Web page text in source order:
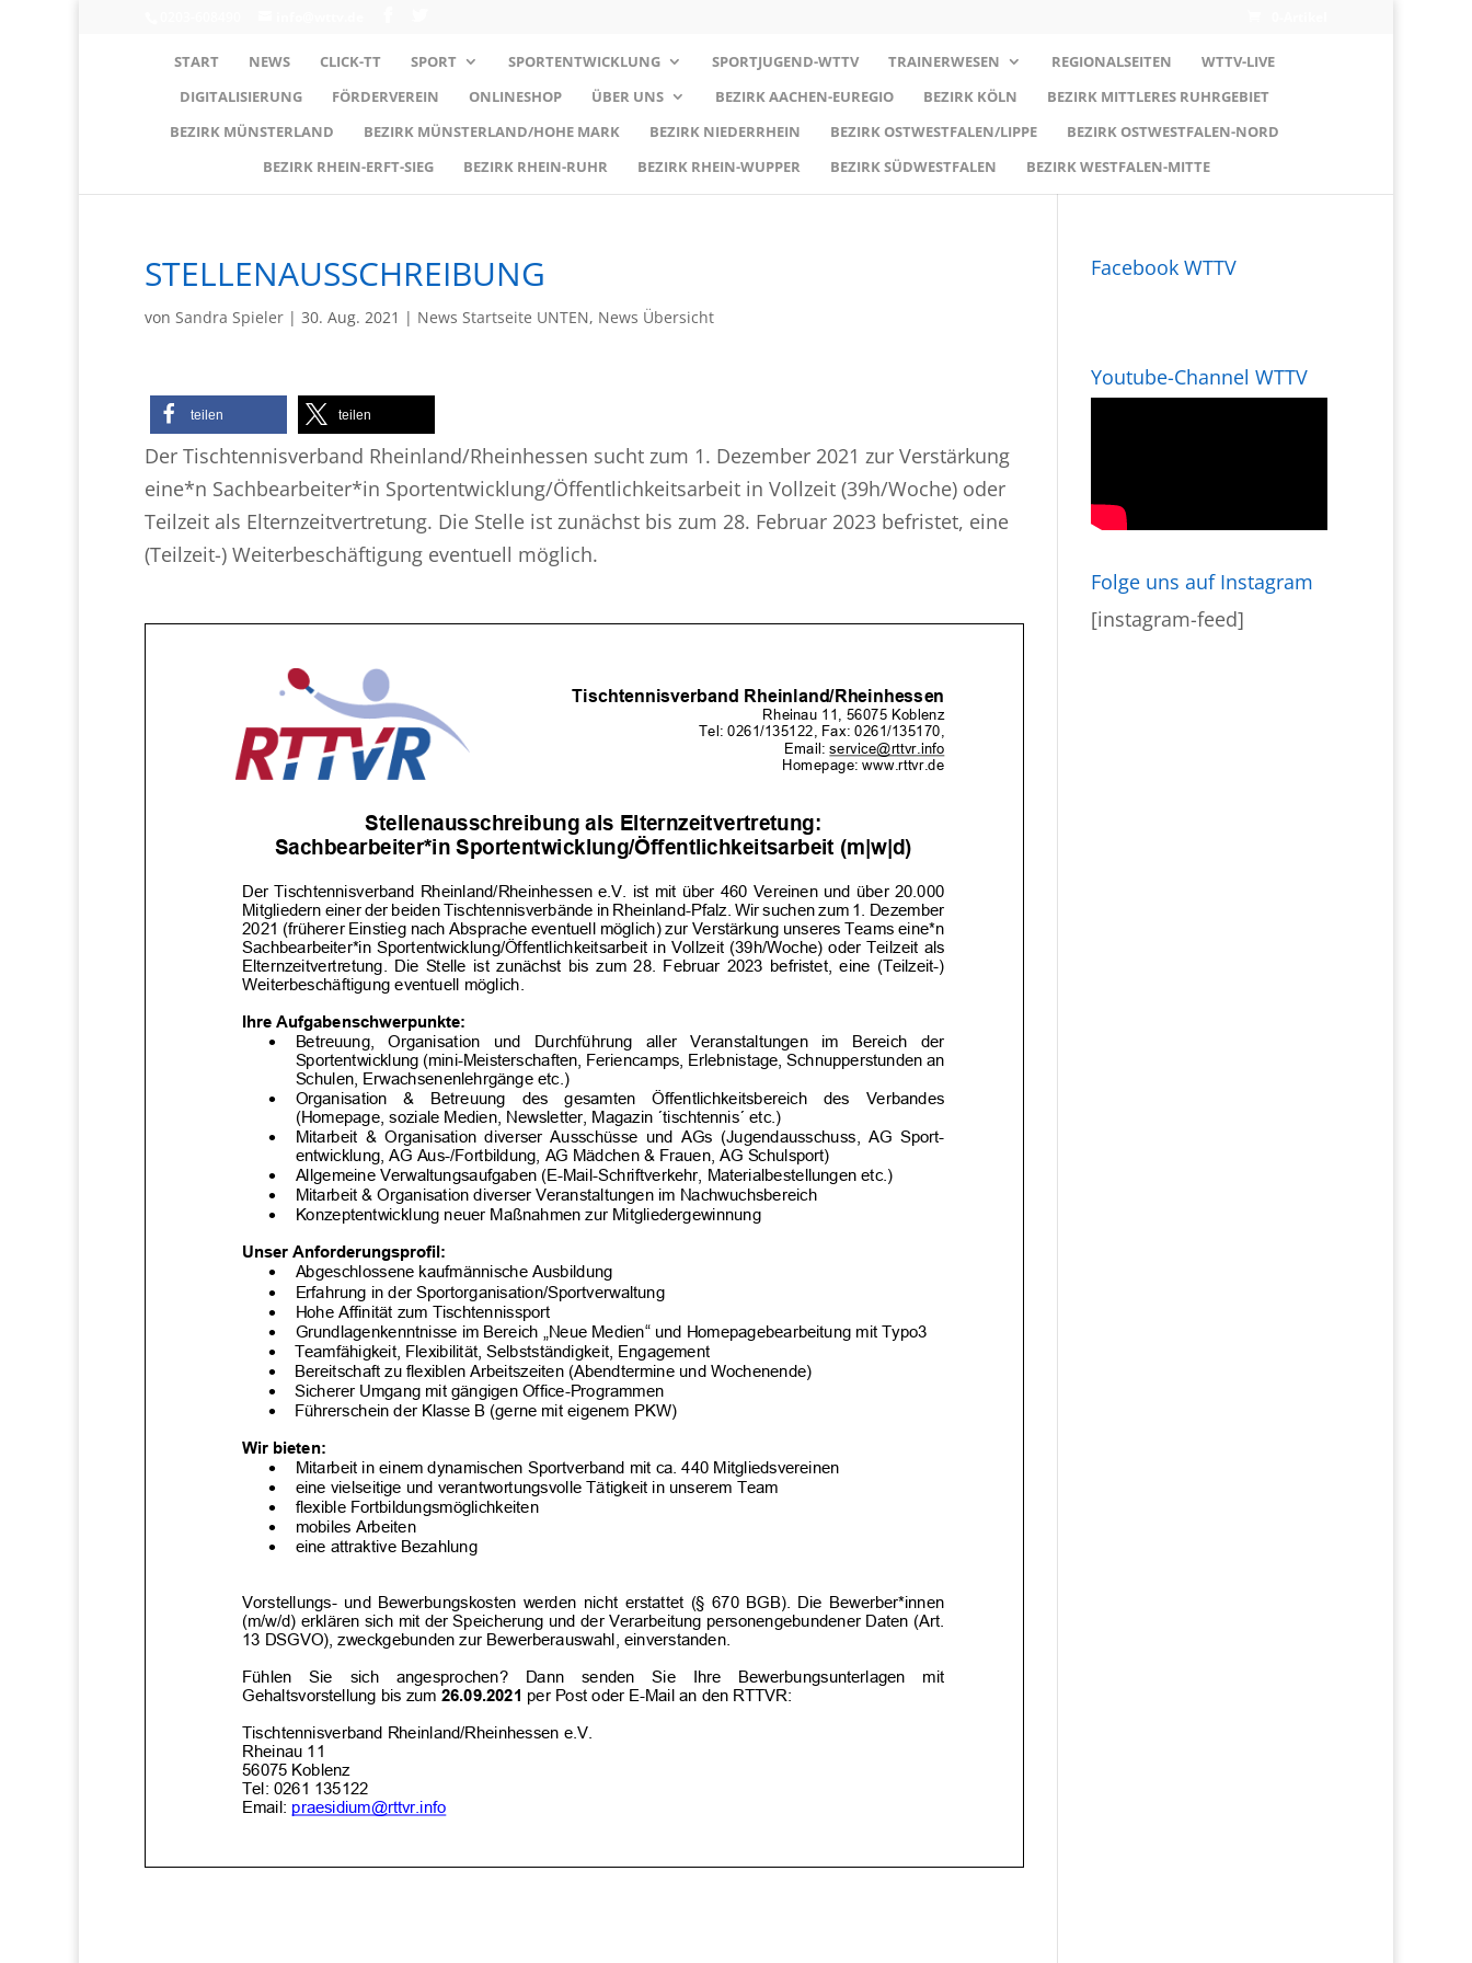
START NEWS CLICK-TT SPORT SPORTENTWICKLUNG SPORTJUGEND-WTTV TRAINERWESEN REGIONALSEITEN
WTTV-LIVE
DIGITALISIERUNG
FÖRDERVEREIN ONLINESHOP ÜBER UNS BEZIRK AACHEN-EUREGIO BEZIRK KÖLN
BEZIRK MITTLERES RUHRGEBIET
BEZIRK MÜNSTERLAND
BEZIRK MÜNSTERLAND/HOHE MARK BEZIRK NIEDERRHEIN BEZIRK OSTWESTFALEN/LIPPE
BEZIRK OSTWESTFALEN-NORD
BEZIRK RHEIN-ERFT-SIEG
BEZIRK RHEIN-RUHR BEZIRK RHEIN-WUPPER BEZIRK SÜDWESTFALEN BEZIRK WESTFALEN-MITTE
STELLENAUSSCHREIBUNG
von Sandra Spieler | 30. Aug. 2021 | News Startseite UNTEN, News Übersicht
teilen teilen
Der Tischtennisverband Rheinland/Rheinhessen sucht zum 1. Dezember 2021 zur Verstärkung
eine*n Sachbearbeiter*in Sportentwicklung/Öffentlichkeitsarbeit in Vollzeit (39h/Woche) oder
Teilzeit als Elternzeitvertretung. Die Stelle ist zunächst bis zum 28. Februar 2023 befristet, eine
(Teilzeit-) Weiterbeschäftigung eventuell möglich.
Facebook WTTV
Youtube-Channel WTTV
Folge uns auf Instagram
[instagram-feed]